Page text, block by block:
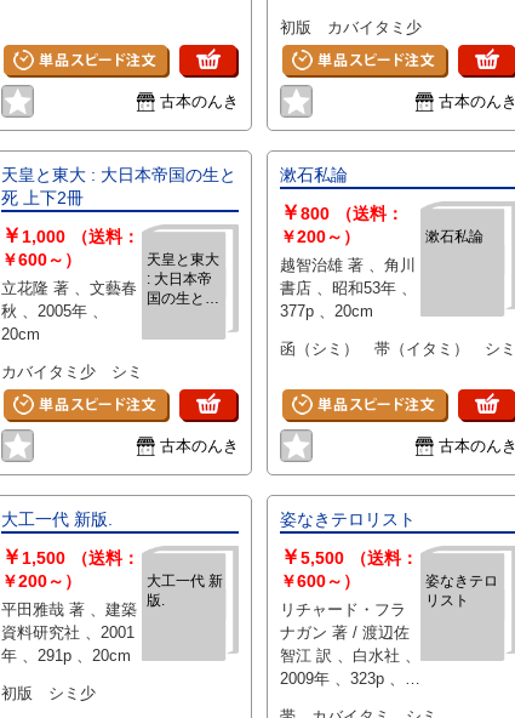
古本のんき
生命体まで
初版 カバイタミ少
古本のんき
天皇と東大 : 大日本帝国の生と
死 上下2冊
天皇と東大
: 大日本帝
国の生と死
￥ 1,000
（送料：
￥600～）
立花隆 著 、文藝春
秋 、2005年 、
20cm
カバイタミ少 シミ
古本のんき
漱石私論
漱石私論
￥800
（送料：
￥200～）
越智治雄 著 、角川
書店 、昭和53年 、
377p 、20cm
函（シミ） 帯（イタミ） シミ
古本のんき
大工一代 新版.
大工一代 新
版.
￥ 1,500
（送料：
￥200～）
平田雅哉 著 、建築
資料研究社 、2001
年 、291p 、20cm
初版 シミ少
姿なきテロリスト
姿なきテロ
リスト
￥5,500
（送料：
￥600～）
リチャード・フラ
ナガン 著 / 渡辺佐
智江 訳 、白水社 、
2009年 、323p 、